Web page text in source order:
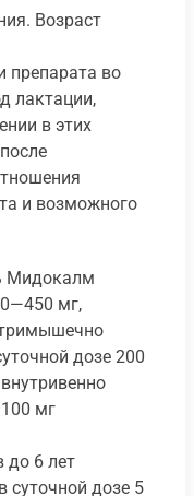
Возраст
препарата во
лактации,
в этих
и возможного
Мидокалм
мг,
дозе 200
мг
до 6 лет
суточной дозе 5